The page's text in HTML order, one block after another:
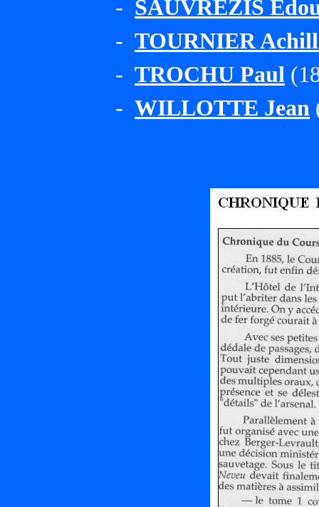
- SAUVREZIS
- TOURNIER
- TROCHU Paul
- WILLOTTE Jean